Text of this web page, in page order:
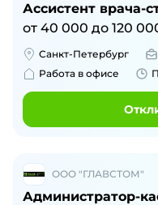
Ассистент врача-
от 40 000 до 120
Санкт-Петербург
Работа в офисе
ООО "ГЛАВСТОМ"
Администратор-